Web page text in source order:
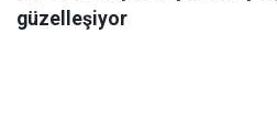
güzelleşiyor